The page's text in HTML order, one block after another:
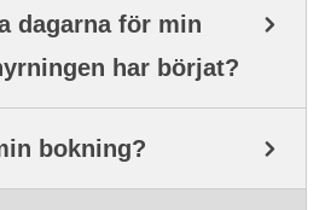
dagarna för min
har börjat?
bokning?